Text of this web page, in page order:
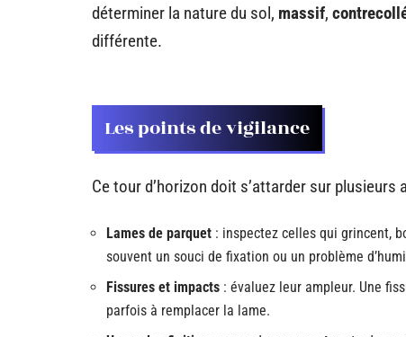
déterminer la nature du sol, massif,
différente.
Les points de vigilance
Ce tour d’horizon doit s’attarder sur
Lames de parquet : inspectez celles qui grincent,
souvent un souci de fixation ou un problème
Fissures et impacts : évaluez leur ampleur. Une
parfois à remplacer la lame.